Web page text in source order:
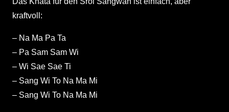
kraftvoll:
– Na Ma Pa Ta
– Pa Sam Sam Wi
– Wi Sae Sae Ti
– Sang Wi To Na Ma Mi
– Sang Wi To Na Ma Mi